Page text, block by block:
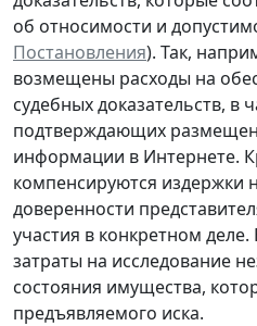
об относимости и
Постановления). Так,
возмещены расходы на
судебных доказательств, в
подтверждающих
информации в Интернете.
компенсируются издержки
доверенности
участия в конкретном
затраты на исследование
состояния имущества,
предъявляемого иска.